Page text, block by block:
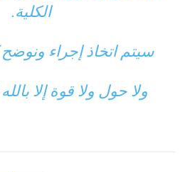
الكلية.
سيتم اتخاذ إجراء
ولا حول ولا قوة إلا